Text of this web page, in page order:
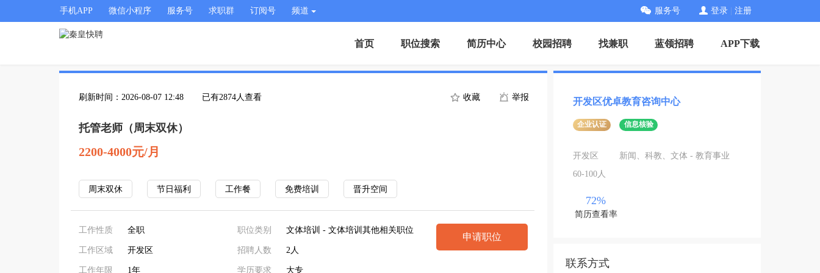
手机APP 微信小程序 服务号 求职群 订阅号 频道 服务号 登录 注册
首页 职位搜索 简历中心 校园招聘 找兼职 蓝领招聘 APP下载
刷新时间：2026-08-07 12:48 已有2874人查看 收藏 举报
托管老师（周末双休）
2200-4000元/月
周末双休 节日福利 工作餐 免费培训 晋升空间
工作性质 全职
工作区域 开发区
工作年限 1年
职位类别 文体培训 - 文体培训其他相关职位
招聘人数 2人
学历要求 大专
申请职位
开发区优卓教育咨询中心
企业认证 信息核验
开发区
新闻、科教、文体 - 教育事业
60-100人
72%
简历查看率
联系方式